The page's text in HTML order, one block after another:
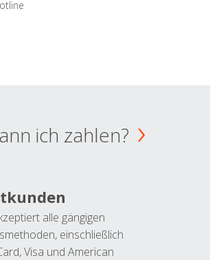
ich zahlen?
alle gängigen
einschließlich
Visa und American